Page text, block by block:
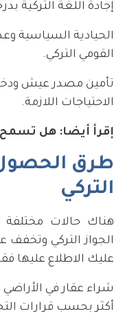
إجادة اللغة التركية
الحيادية السياسية
القومي التركي.
تأمين مصدر عيش
الاحتياجات اللازمة.
إقرأ أيضا: هل تسمح
طرق
التركي
هناك حالات
الجواز التركي وتخفف
عليك الاطلاع عليها
أكثر بحسب قرارات